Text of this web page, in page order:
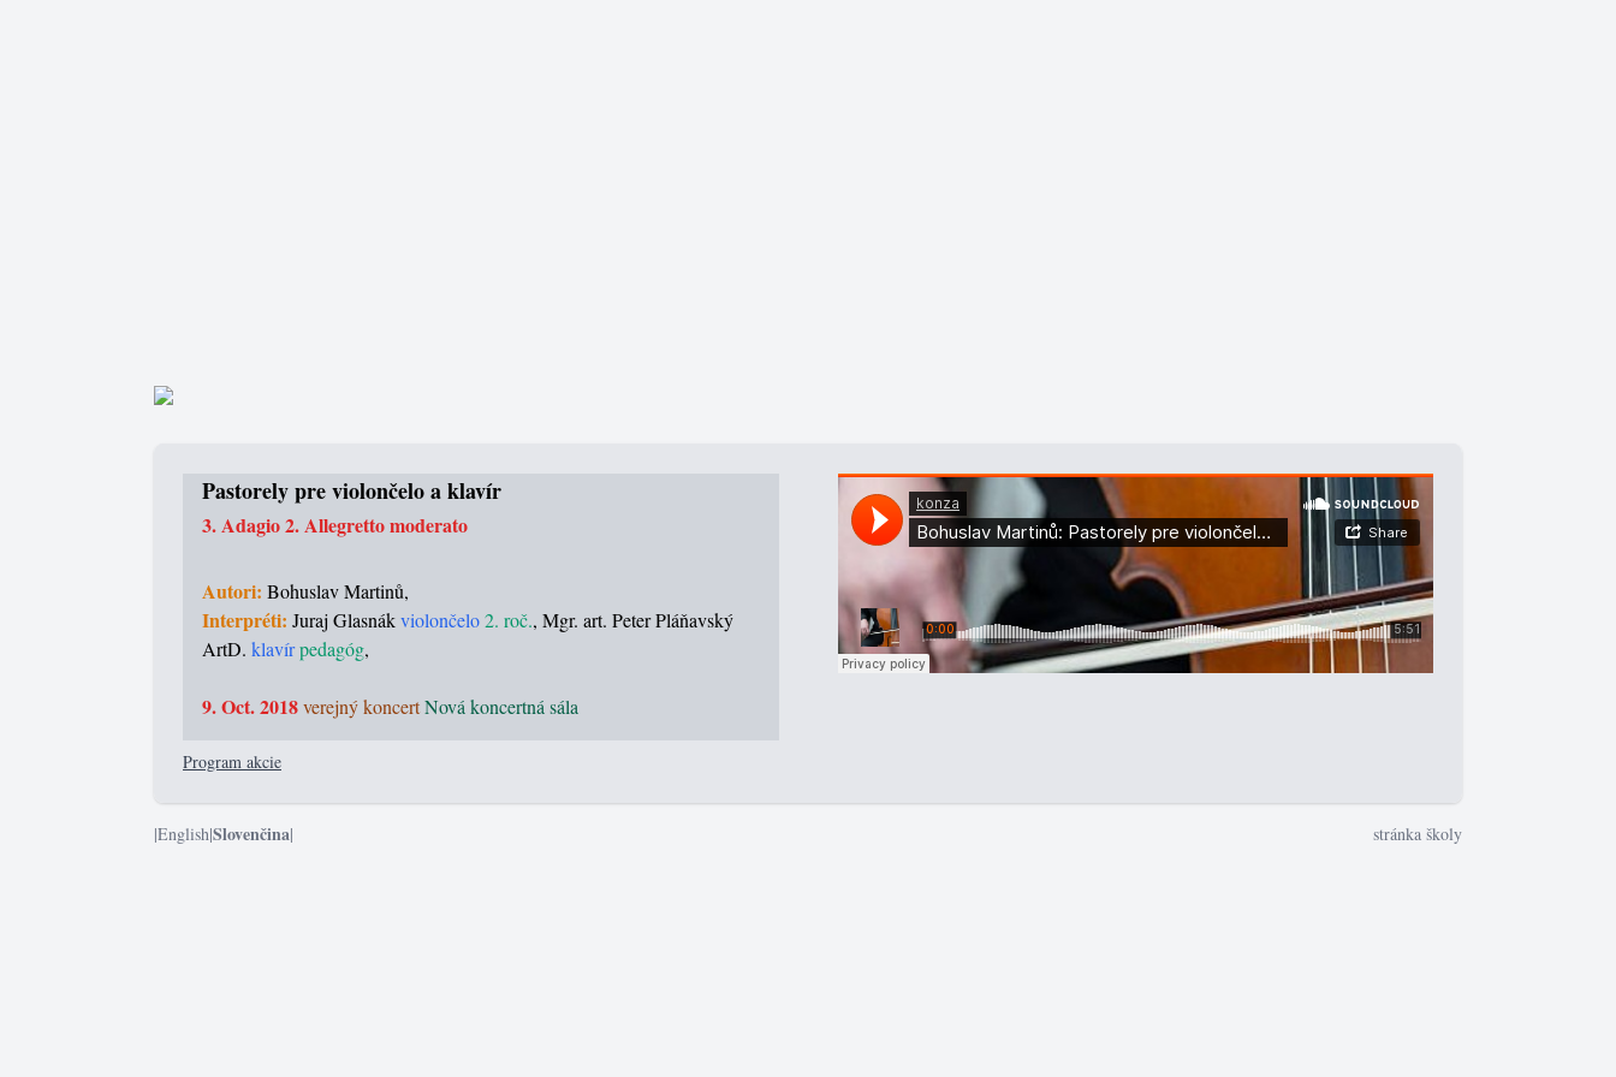
Pastorely pre violončelo a klavír
3. Adagio 2. Allegretto moderato
Autori: Bohuslav Martinů,
Interpréti: Juraj Glasnákviolončelo2. roč., Mgr. art. Peter Pláňavský
ArtD. klavírpedagóg,
9. Oct. 2018verejný koncertNová koncertná sála
Program akcie
|English|Slovenčina| stránka školy